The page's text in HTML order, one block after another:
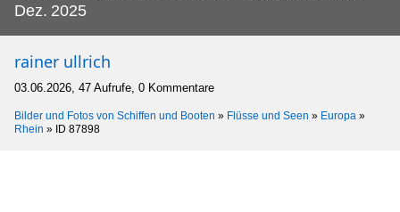
Dez. 2025
rainer ullrich
03.06.2026, 47 Aufrufe, 0 Kommentare
Bilder und Fotos von Schiffen und Booten » Flüsse und Seen » Europa »
Rhein » ID 87898